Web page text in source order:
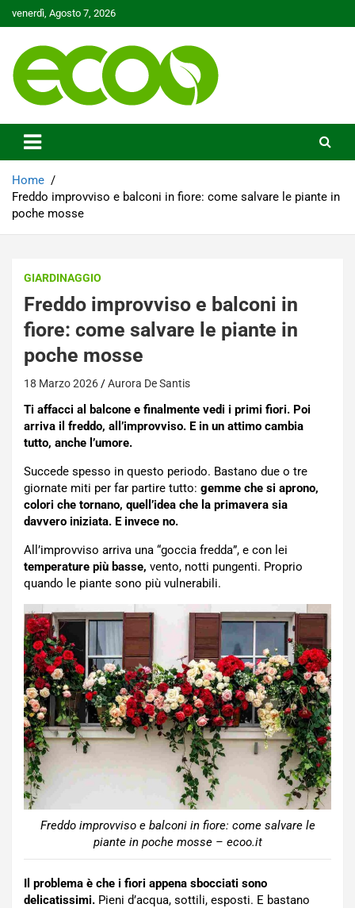
to
venerdì, Agosto 7, 2026
Ecoo.it
Home
Freddo improvviso e balconi in fiore: come salvare le piante in
poche mosse
GIARDINAGGIO
Freddo improvviso e balconi in
fiore: come salvare le piante in
poche mosse
18 Marzo 2026 Aurora De Santis
Ti affacci al balcone e finalmente vedi i primi fiori. Poi
arriva il freddo, all’improvviso. E in un attimo cambia
tutto, anche l’umore.
Succede spesso in questo periodo. Bastano due o tre
giornate miti per far partire tutto: gemme che si aprono,
colori che tornano, quell’idea che la primavera sia
davvero iniziata. E invece no.
All’improvviso arriva una “goccia fredda”, e con lei
temperature più basse, vento, notti pungenti. Proprio
quando le piante sono più vulnerabili.
Freddo improvviso e balconi in fiore: come salvare le
piante in poche mosse – ecoo.it
Il problema è che i fiori appena sbocciati sono
delicatissimi. Pieni d’acqua, sottili, esposti. E bastano